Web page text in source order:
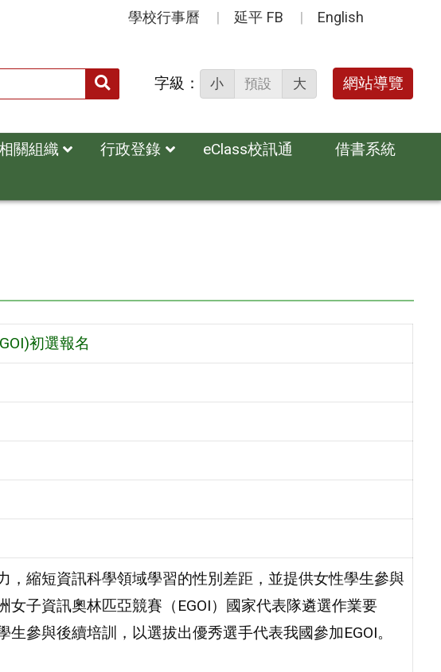
學校行事曆 延平 FB English
送出 字級： 小 預設 大 網站導覽
關組織 行政登錄 eClass校訊通
借書系統
初選報名
，縮短資訊科學領域學習的性別差距，並提供女性學生參與
女子資訊奧林匹亞競賽（EGOI）國家代表隊遴選作業要
參與後續培訓，以選拔出優秀選手代表我國參加EGOI。